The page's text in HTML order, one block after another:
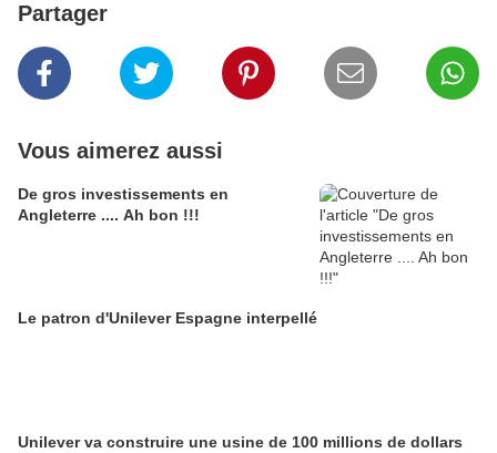
Partager
Vous aimerez aussi
De gros investissements en
Angleterre .... Ah bon !!!
Le patron d'Unilever Espagne interpellé
Unilever va construire une usine de 100 millions de dollars